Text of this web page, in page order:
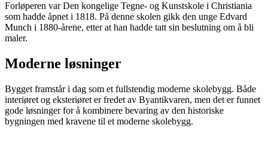
Forløperen var Den kongelige Tegne- og Kunstskole i Christiania
som hadde åpnet i 1818. På denne skolen gikk den unge Edvard
Munch i 1880-årene, etter at han hadde tatt sin beslutning om å bli
maler.
Moderne løsninger
Bygget framstår i dag som et fullstendig moderne skolebygg. Både
interiøret og eksteriøret er fredet av Byantikvaren, men det er funnet
gode løsninger for å kombinere bevaring av den historiske
bygningen med kravene til et moderne skolebygg.